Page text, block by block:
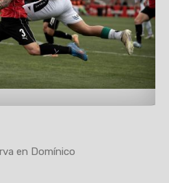
en Domínico